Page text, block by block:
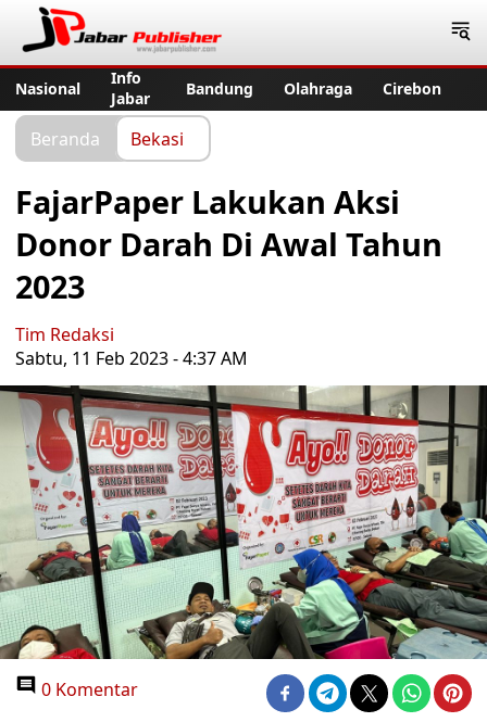
Nasional
Info
Jabar
Bandung Olahraga Cirebon
Beranda Bekasi
FajarPaper Lakukan Aksi
Donor Darah Di Awal Tahun
2023
Tim Redaksi
Sabtu, 11 Feb 2023 - 4:37 AM
0 Komentar